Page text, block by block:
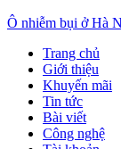
Ô nhiễm bụi ở Hà
Trang chủ
Giới thiệu
Khuyến mãi
Tin tức
Bài viết
Công nghệ